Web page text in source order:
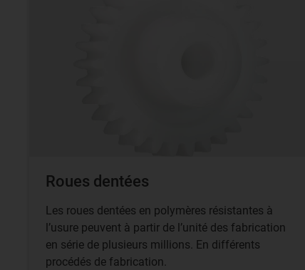
Roues dentées
Les roues dentées en polymères résistantes à
l’usure peuvent à partir de l’unité des fabrication
en série de plusieurs millions. En différents
procédés de fabrication.